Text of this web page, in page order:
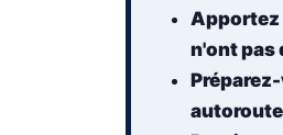
Apportez
n'ont pas